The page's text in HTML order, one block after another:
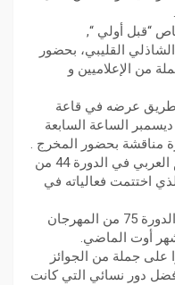
“قبل أولي “,
القليبي، بحضور
من الإعلاميين و
طريق عرضه في قاعة
سينما “زاوية” بالقاهرة يومي 15و 19 ديسمبر الساعة السابعة
مناقشة بحضور المخرج .
و ذلك بعد عرضه لأول مرة في العالم العربي في الدورة 44 من
اختتمت فعالياته في
أما عرضه العالمي الأول فشهده في الدورة 75 من المهرجان
أوت الماضي.
جملة من الجوائز
أفضل دور نسائي التي كانت